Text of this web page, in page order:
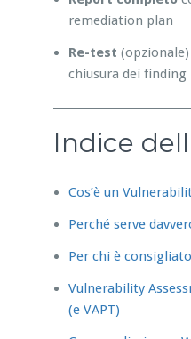
remediation plan
Re-test
chiusura dei finding
Indice
Cos’è un
Perché serve
Per chi è consigliato
Vulnerability
(e VAPT)